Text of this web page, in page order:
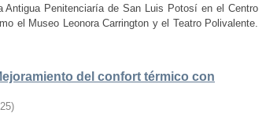
Penitenciaría de San Luis Potosí en el Centro
el Museo Leonora Carrington y el Teatro Polivalente.
del confort térmico con
)